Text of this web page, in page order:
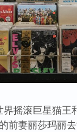
界摇滚巨星猫王
前妻丽莎玛丽